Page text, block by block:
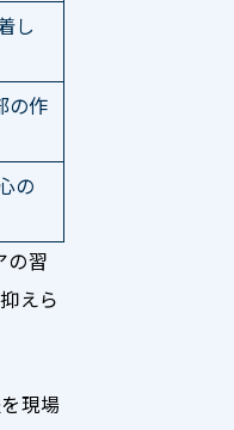
し
の作
の
の習
えら
現場